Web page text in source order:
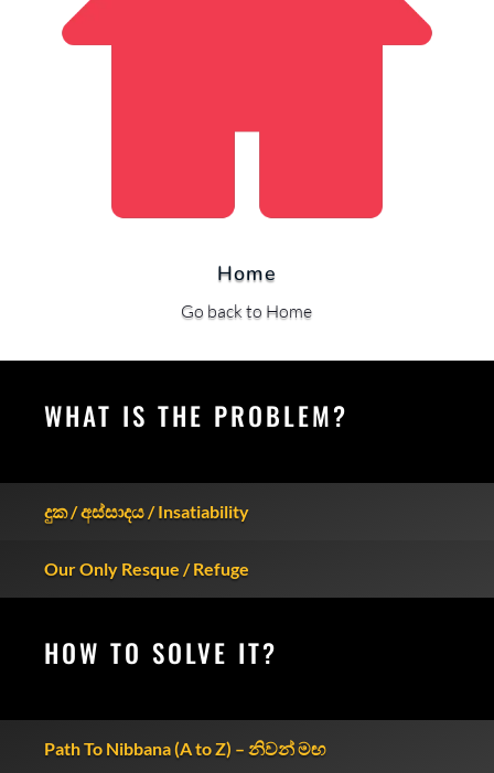
Home
Go back to Home
WHAT IS THE PROBLEM?
දුක / අස්සාදය / Insatiability
Our Only Resque / Refuge
HOW TO SOLVE IT?
Path To Nibbana (A to Z) – නිවන් මඟ